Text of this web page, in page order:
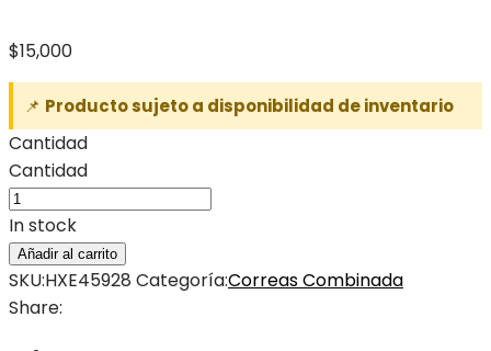
$15,000
📌 Producto sujeto a disponibilidad de inventario
Cantidad
Cantidad
In stock
Añadir al carrito
SKU:HXE45928 Categoría:Correas Combinada
Share: